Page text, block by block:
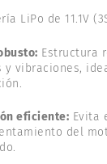
LiPo de 11.1V
Estructura
y vibraciones,
eficiente: Evita
del